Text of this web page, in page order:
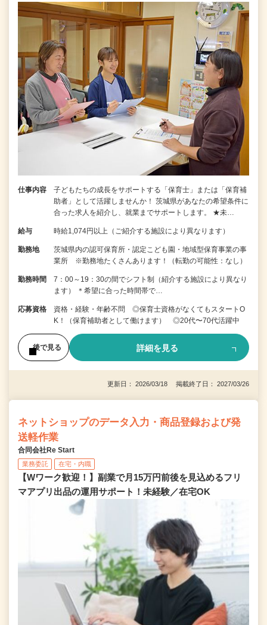
仕事内容
子どもたちの成長をサポートする「保育士」または「保育補
助者」として活躍しませんか！ 茨城県があなたの希望条件に
合った求人を紹介し、就業までサポートします。 ★未…
給与 時給1,074円以上（ご紹介する施設により異なります）
勤務地
茨城県内の認可保育所・認定こども園・地域型保育事業の事
業所 ※勤務地たくさんあります！（転勤の可能性：なし）
勤務時間
7：00～19：30の間でシフト制（紹介する施設により異なり
ます） ＊希望に合った時間帯で…
応募資格
資格・経験・年齢不問 ◎保育士資格がなくてもスタートO
K！（保育補助者として働けます） ◎20代〜70代活躍中
後で見る 詳細を見る
更新日： 2026/03/18 掲載終了日： 2027/03/26
ネットショップのデータ入力・商品登録および発
送軽作業
合同会社Re Start
業務委託 在宅・内職
【Wワーク歓迎！】副業で月15万円前後を見込めるフリ
マアプリ出品の運用サポート！未経験／在宅OK